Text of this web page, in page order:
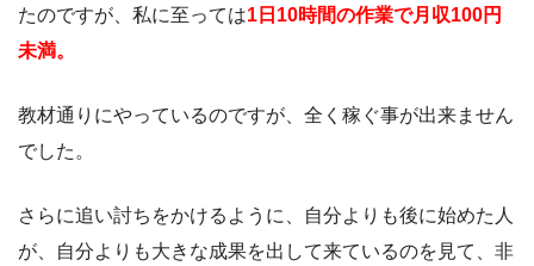
たのですが、私に至っては1日10時間の作業で月収100円
未満。
教材通りにやっているのですが、全く稼ぐ事が出来ません
でした。
さらに追い討ちをかけるように、自分よりも後に始めた人
が、自分よりも大きな成果を出して来ているのを見て、非